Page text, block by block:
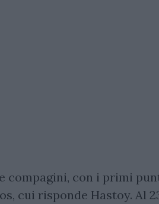
compagini, con i primi
cui risponde Hastoy. Al